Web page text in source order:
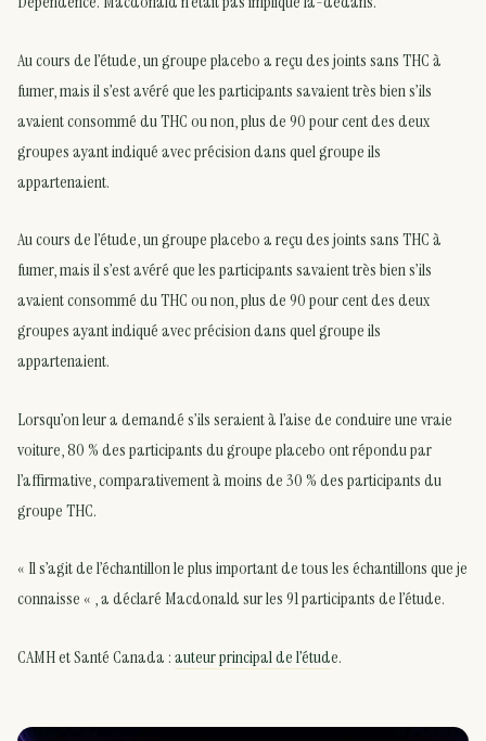
Au cours de l’étude, un groupe placebo a reçu des joints sans THC à
fumer, mais il s’est avéré que les participants savaient très bien s’ils
avaient consommé du THC ou non, plus de 90 pour cent des deux
groupes ayant indiqué avec précision dans quel groupe ils
appartenaient.
Au cours de l’étude, un groupe placebo a reçu des joints sans THC à
fumer, mais il s’est avéré que les participants savaient très bien s’ils
avaient consommé du THC ou non, plus de 90 pour cent des deux
groupes ayant indiqué avec précision dans quel groupe ils
appartenaient.
Lorsqu’on leur a demandé s’ils seraient à l’aise de conduire une vraie
voiture, 80 % des participants du groupe placebo ont répondu par
l’affirmative, comparativement à moins de 30 % des participants du
groupe THC.
« Il s’agit de l’échantillon le plus important de tous les échantillons que je
connaisse « , a déclaré Macdonald sur les 91 participants de l’étude.
CAMH et Santé Canada :auteur principal de l’étude.